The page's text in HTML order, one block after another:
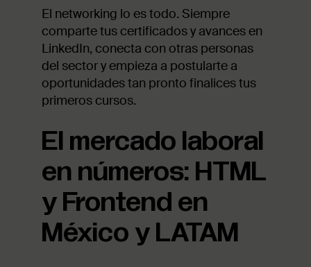
El networking lo es todo. Siempre
comparte tus certificados y avances en
LinkedIn, conecta con otras personas
del sector y empieza a postularte a
oportunidades tan pronto finalices tus
primeros cursos.
El mercado laboral
en números: HTML
y Frontend en
México y LATAM